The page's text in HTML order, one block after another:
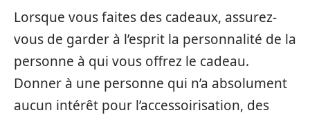
Lorsque vous faites des cadeaux, assurez-
vous de garder à l’esprit la personnalité de la
personne à qui vous offrez le cadeau.
Donner à une personne qui n’a absolument
aucun intérêt pour l’accessoirisation, des